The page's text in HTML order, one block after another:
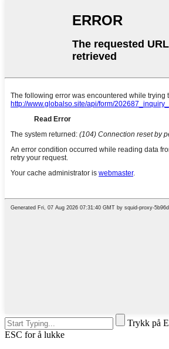
Trykk på
ESC for å lukke